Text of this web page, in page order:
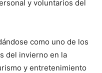
y voluntarios del
como uno de los
del invierno en la
y entretenimiento